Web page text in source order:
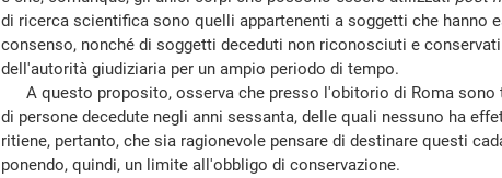
di ricerca scientifica sono quelli appartenenti a soggetti che hanno
consenso, nonché di soggetti deceduti non riconosciuti e
dell'autorità giudiziaria per un ampio periodo di tempo.
A questo proposito, osserva che presso l'obitorio di Roma sono
di persone decedute negli anni sessanta, delle quali nessuno ha
ritiene, pertanto, che sia ragionevole pensare di destinare questi
ponendo, quindi, un limite all'obbligo di conservazione.